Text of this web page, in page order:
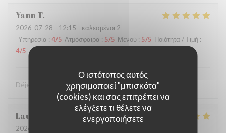
Ο ιστότοπος αυτός
χρησιμοποιεί "μπισκότα"
(cookies) και σας επιτρέπει να
ελέγξετε τι θέλετε να
ενεργοποιήσετε
YannT
2026-07-28 - 12:15 - καλεσμένοι 2
Υπηρεσία : 4/5 Ατμόσφαιρα : 5/5 Μενού : 5/5 Ποιότητα / Τιμή :
4/5
Déjeuner très sympa et très bon dans la cour intérieure
Laurent
2026-07-27